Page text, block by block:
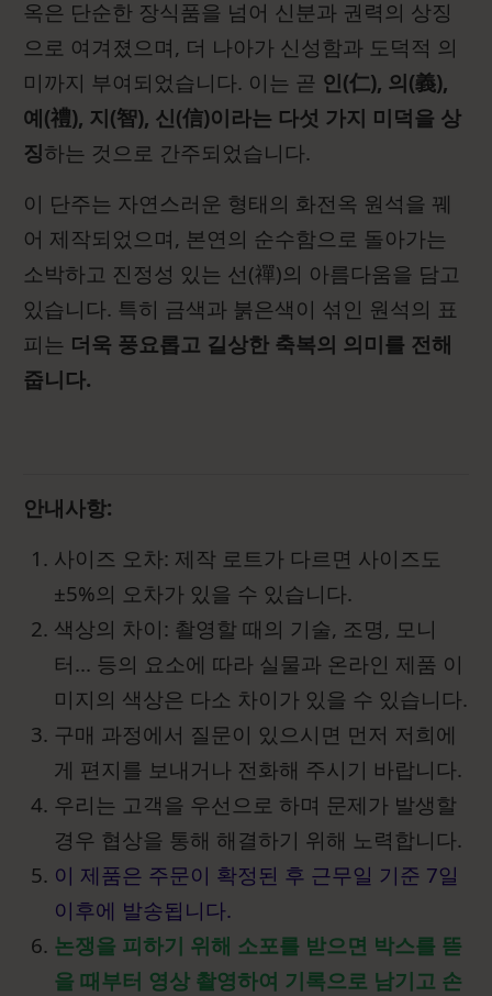
옥은 단순한 장식품을 넘어 신분과 권력의 상징
으로 여겨졌으며, 더 나아가 신성함과 도덕적 의
미까지 부여되었습니다. 이는 곧 인(仁), 의(義),
예(禮), 지(智), 신(信)이라는 다섯 가지 미덕을 상
징하는 것으로 간주되었습니다.
이 단주는 자연스러운 형태의 화전옥 원석을 꿰
어 제작되었으며, 본연의 순수함으로 돌아가는
소박하고 진정성 있는 선(禪)의 아름다움을 담고
있습니다. 특히 금색과 붉은색이 섞인 원석의 표
피는 더욱 풍요롭고 길상한 축복의 의미를 전해
줍니다.
안내사항:
사이즈 오차: 제작 로트가 다르면 사이즈도
±5%의 오차가 있을 수 있습니다.
색상의 차이: 촬영할 때의 기술, 조명, 모니
터... 등의 요소에 따라 실물과 온라인 제품 이
미지의 색상은 다소 차이가 있을 수 있습니다.
구매 과정에서 질문이 있으시면 먼저 저희에
게 편지를 보내거나 전화해 주시기 바랍니다.
우리는 고객을 우선으로 하며 문제가 발생할
경우 협상을 통해 해결하기 위해 노력합니다.
이 제품은 주문이 확정된 후 근무일 기준 7일
이후에 발송됩니다.
논쟁을 피하기 위해 소포를 받으면 박스를 뜯
을 때부터 영상 촬영하여 기록으로 남기고 손